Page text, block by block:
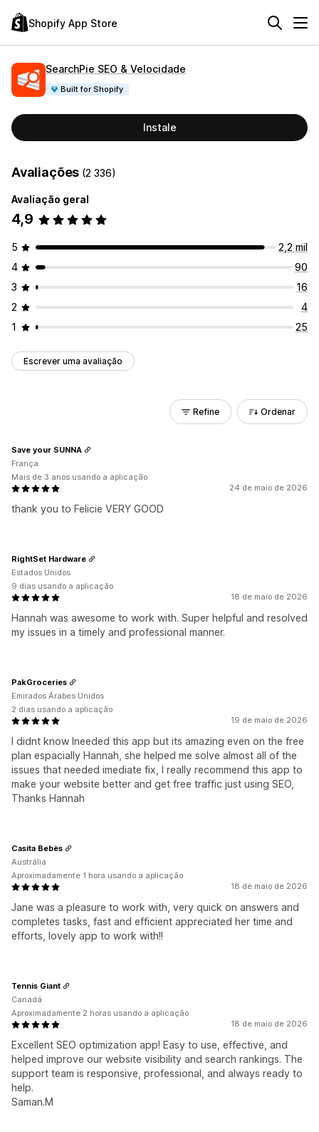
Shopify App Store
SearchPie SEO & Velocidade
Built for Shopify
Instale
Avaliações (2 336)
Avaliação geral
4,9
5
2,2 mil
4
90
3
16
2
4
1
25
Escrever uma avaliação
Refine Ordenar
24 de maio de 2026
thank you to Felicie VERY GOOD
Save your SUNNA
França
Mais de 3 anos usando a aplicação
18 de maio de 2026
Hannah was awesome to work with. Super helpful and resolved
my issues in a timely and professional manner.
RightSet Hardware
Estados Unidos
9 dias usando a aplicação
19 de maio de 2026
I didnt know Ineeded this app but its amazing even on the free
plan espacially Hannah, she helped me solve almost all of the
issues that needed imediate fix, I really recommend this app to
make your website better and get free traffic just using SEO,
Thanks Hannah
PakGroceries
Emirados Árabes Unidos
2 dias usando a aplicação
18 de maio de 2026
Jane was a pleasure to work with, very quick on answers and
completes tasks, fast and efficient appreciated her time and
efforts, lovely app to work with!!
Casita Bebès
Austrália
Aproximadamente 1 hora usando a aplicação
18 de maio de 2026
Excellent SEO optimization app! Easy to use, effective, and
helped improve our website visibility and search rankings. The
support team is responsive, professional, and always ready to
help.
Saman.M
Tennis Giant
Canadá
Aproximadamente 2 horas usando a aplicação